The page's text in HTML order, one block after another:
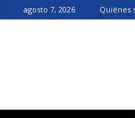
agosto 7, 2026 Quiénes